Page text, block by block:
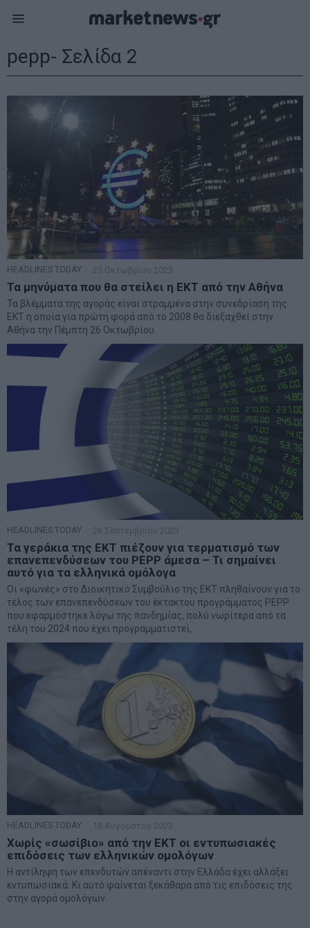
pepp- Σελίδα 2
HEADLINES TODAY 25 Οκτωβρίου 2023
Τα μηνύματα που θα στείλει η ΕΚΤ από την Αθήνα
Τα βλέμματα της αγοράς είναι στραμμένα στην συνεδρίαση της
ΕΚΤ η οποία για πρώτη φορά από το 2008 θα διεξαχθεί στην
Αθήνα την Πέμπτη 26 Οκτωβρίου.
HEADLINES TODAY 26 Σεπτεμβρίου 2023
Τα γεράκια της ΕΚΤ πιέζουν για τερματισμό των
επανεπενδύσεων του PEPP άμεσα – Τι σημαίνει
αυτό για τα ελληνικά ομόλογα
Οι «φωνές» στο Διοικητικό Συμβούλιο της ΕΚΤ πληθαίνουν για το
τέλος των επανεπενδύσεων του έκτακτου προγράμματος PEPP
που εφαρμόστηκε λόγω της πανδημίας, πολύ νωρίτερα από τα
τέλη του 2024 που έχει προγραμματιστεί,
HEADLINES TODAY 18 Αυγούστου 2023
Χωρίς «σωσίβιο» από την ΕΚΤ οι εντυπωσιακές
επιδόσεις των ελληνικών ομολόγων
H αντίληψη των επενδυτών απέναντι στην Ελλάδα έχει αλλάξει
εντυπωσιακά. Κι αυτό φαίνεται ξεκάθαρα από τις επιδόσεις της
στην αγορά ομολόγων.